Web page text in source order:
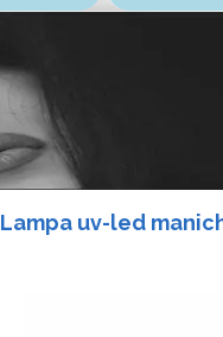
Lampa uv-led